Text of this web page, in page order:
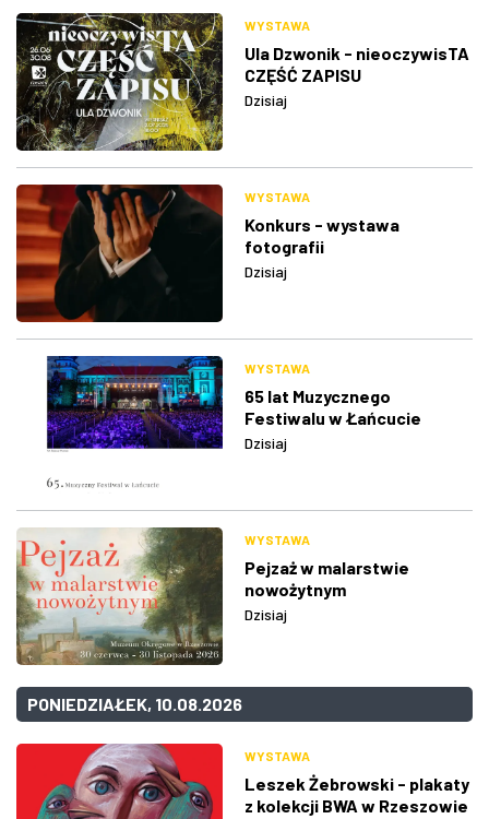
WYSTAWA
Ula Dzwonik - nieoczywisTA
CZĘŚĆ ZAPISU
Dzisiaj
WYSTAWA
Konkurs - wystawa
fotografii
Dzisiaj
WYSTAWA
65 lat Muzycznego
Festiwalu w Łańcucie
Dzisiaj
WYSTAWA
Pejzaż w malarstwie
nowożytnym
Dzisiaj
PONIEDZIAŁEK, 10.08.2026
WYSTAWA
Leszek Żebrowski - plakaty
z kolekcji BWA w Rzeszowie